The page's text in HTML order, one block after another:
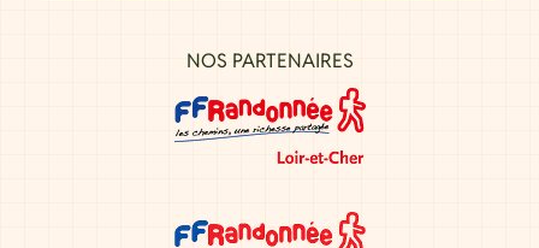
NOS PARTENAIRES